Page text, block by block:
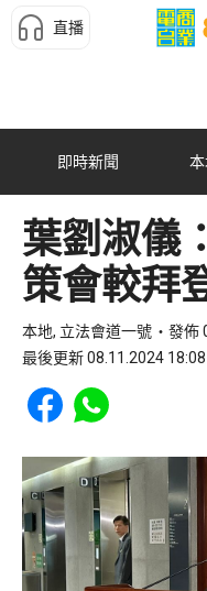
直播
即時新聞
葉劉淑儀
策會較拜
本地, 立法會道一號
發佈
最後更新 08.11.2024 18:08
Share to Facebook
Share to WhatsApp